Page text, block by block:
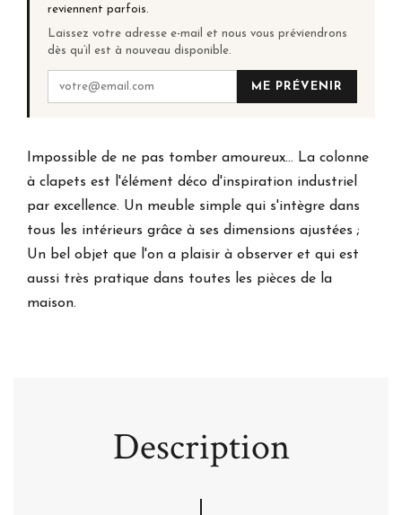
reviennent parfois.
Laissez votre adresse e-mail et nous vous préviendrons
dès qu’il est à nouveau disponible.
ME PRÉVENIR
Impossible de ne pas tomber amoureux... La colonne
à clapets est l'élément déco d'inspiration industriel
par excellence. Un meuble simple qui s'intègre dans
tous les intérieurs grâce à ses dimensions ajustées ;
Un bel objet que l'on a plaisir à observer et qui est
aussi très pratique dans toutes les pièces de la
maison.
Description